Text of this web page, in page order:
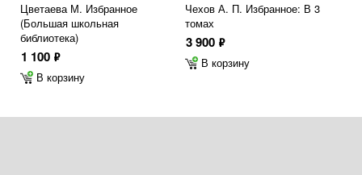
Цветаева М. Избранное
(Большая школьная
библиотека)
1 100 ф
В корзину
Чехов А. П. Избранное: В 3
томах
3 900 ф
В корзину